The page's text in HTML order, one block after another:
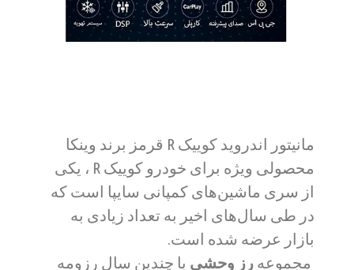
مانیتور اندروید کوییک R قرمز برند وینکا
محصولی ویژه برای خودرو کوییک R ، یکی
از سری ماشین‌های کمپانی سایپا است که
در طی سال‌های اخیر به تعداد زیادی به
بازار عرضه شده است.
مجموعه رز وحشی با چندین سال رزومه